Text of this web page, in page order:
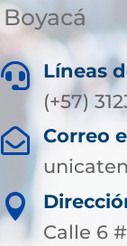
Boyacá

Líneas
(+57)
 Correo

Calle 6